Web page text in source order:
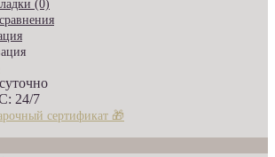
(0)
24/7
сертификат 🎁